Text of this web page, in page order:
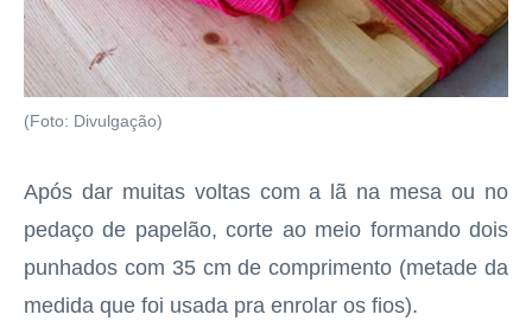
(Foto: Divulgação)
Após dar muitas voltas com a lã na mesa ou no
pedaço de papelão, corte ao meio formando dois
punhados com 35 cm de comprimento (metade da
medida que foi usada pra enrolar os fios).